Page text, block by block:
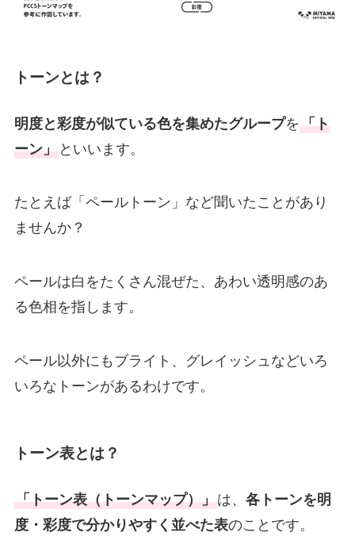
トーンとは？
明度と彩度が似ている色を集めたグループを「ト
ーン」といいます。
たとえば「ペールトーン」など聞いたことがあり
ませんか？
ペールは白をたくさん混ぜた、あわい透明感のあ
る色相を指します。
ペール以外にもブライト、グレイッシュなどいろ
いろなトーンがあるわけです。
トーン表とは？
「トーン表（トーンマップ）」は、 各トーンを明
度・彩度で分かりやすく並べた表のことです。